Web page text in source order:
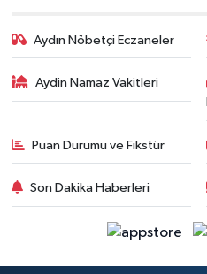
Aydın Nöbetçi Eczaneler
Aydin Namaz Vakitleri
Puan Durumu ve Fikstür
Son Dakika Haberleri